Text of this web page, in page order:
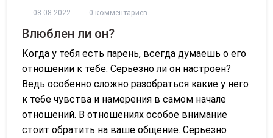
08.08.2022 0 комментариев
Влюблен ли он?
Когда у тебя есть парень, всегда думаешь о его
отношении к тебе. Серьезно ли он настроен?
Ведь особенно сложно разобраться какие у него
к тебе чувства и намерения в самом начале
отношений. В отношениях особое внимание
стоит обратить на ваше общение. Серьезно